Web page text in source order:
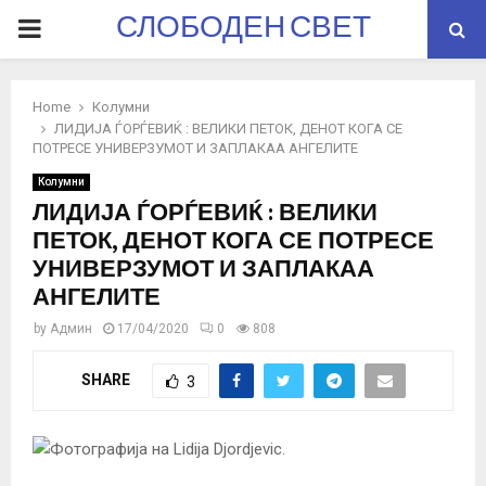
PRIMARYСЛОБОДЕН СВЕТ
Home
Колумни
ЛИДИЈА ЃОРЃЕВИЌ : ВЕЛИКИ ПЕТОК, ДЕНОТ КОГА СЕ
ПОТРЕСЕ УНИВЕРЗУМОТ И ЗАПЛАКАА АНГЕЛИТЕ
Колумни
ЛИДИЈА ЃОРЃЕВИЌ : ВЕЛИКИ
ПЕТОК, ДЕНОТ КОГА СЕ ПОТРЕСЕ
УНИВЕРЗУМОТ И ЗАПЛАКАА
АНГЕЛИТЕ
by Админ 17/04/2020 0 808
SHARE 3